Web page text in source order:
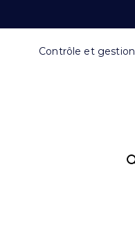
Contrôle et gestion